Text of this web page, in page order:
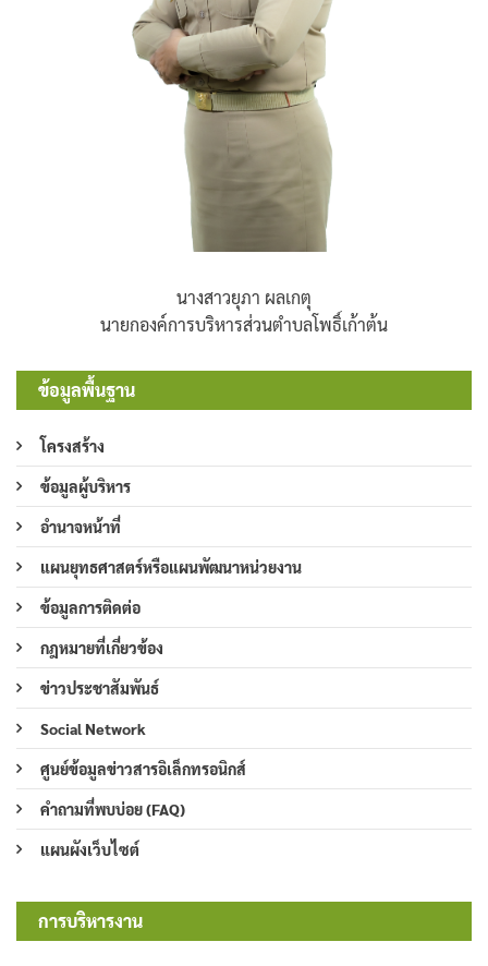
นางสาวยุภา ผลเกตุ
นายกองค์การบริหารส่วนตำบลโพธิ์เก้าต้น
ข้อมูลพื้นฐาน
โครงสร้าง
ข้อมูลผู้บริหาร
อำนาจหน้าที่
แผนยุทธศาสตร์หรือแผนพัฒนาหน่วยงาน
ข้อมูลการติดต่อ
กฎหมายที่เกี่ยวข้อง
ข่าวประชาสัมพันธ์
Social Network
ศูนย์ข้อมูลข่าวสารอิเล็กทรอนิกส์
คำถามที่พบบ่อย (FAQ)
แผนผังเว็บไซต์
การบริหารงาน